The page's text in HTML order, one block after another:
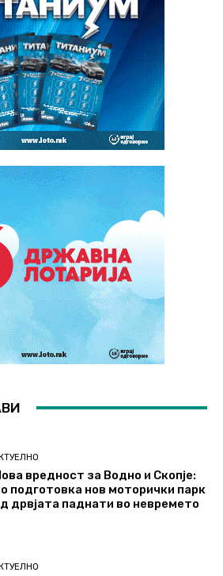
вредност за Водно и Скопје:
подготовка нов моторички парк
дрвјата паднати во невремето